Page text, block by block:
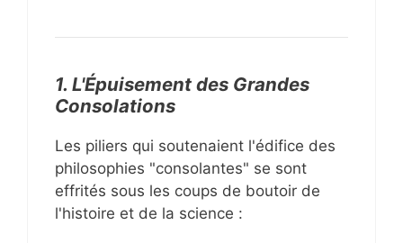
1. L'Épuisement des Grandes
Consolations
Les piliers qui soutenaient l'édifice des
philosophies "consolantes" se sont
effrités sous les coups de boutoir de
l'histoire et de la science :